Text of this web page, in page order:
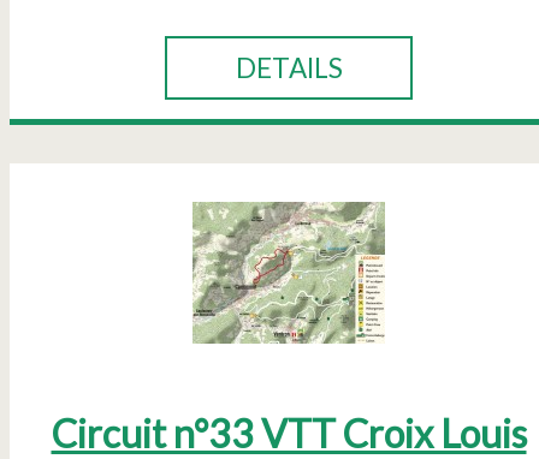
DETAILS
Circuit n°33 VTT Croix Louis